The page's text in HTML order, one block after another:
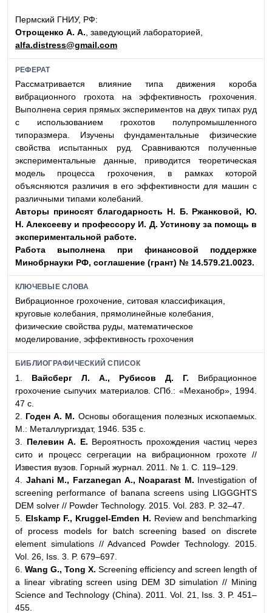
Пермский ГНИУ, РФ:
Отрощенко А. А., заведующий лабораторией,
alfa.distress@gmail.com
РЕФЕРАТ
Рассматривается влияние типа движения короба
вибрационного грохота на эффективность грохочения.
Выполнена серия прямых экспериментов на двух типах руд
с использованием грохотов полупромышленного
типоразмера. Изучены фундаментальные физические
свойства испытанных руд. Сравниваются полученные
экспериментальные данные, приводится теоретическая
модель процесса грохочения, в рамках которой
объясняются различия в его эффективности для машин с
различными типами колебаний.
Авторы приносят благодарность Н. Б. Ржанковой, Ю.
Н. Алексееву и профессору И. Д. Устинову за помощь в
экспериментальной работе.
Работа выполнена при финансовой поддержке
Минобрнауки РФ, соглашение (грант) № 14.579.21.0023.
КЛЮЧЕВЫЕ СЛОВА
Вибрационное грохочение, ситовая классификация,
круговые колебания, прямолинейные колебания,
физические свойства руды, математическое
моделирование, эффективность грохочения
БИБЛИОГРАФИЧЕСКИЙ СПИСОК
1. Вайсберг Л. А., Рубисов Д. Г. Вибрационное
грохочение сыпучих материалов. СПб.: «Механобр», 1994.
47 с.
2. Годен А. М. Основы обогащения полезных ископаемых.
М.: Металлургиздат, 1946. 535 с.
3. Пелевин А. Е. Вероятность прохождения частиц через
сито и процесс сегрегации на вибрационном грохоте //
Известия вузов. Горный журнал. 2011. № 1. С. 119–129.
4. Jahani M., Farzanegan A., Noaparast M. Investigation of
screening performance of banana screens using LIGGGHTS
DEM solver // Powder Technology. 2015. Vol. 283. P. 32–47.
5.
Elskamp F., Kruggel-Emden H. Review and benchmarking
of process models for batch screening based on discrete
element simulations // Advanced Powder Technology. 2015.
Vol. 26, Iss. 3. P. 679–697.
6. Wang G., Tong X. Screening efficiency and screen length of
a linear vibrating screen using DEM 3D simulation // Mining
Science and Technology (China). 2011. Vol. 21, Iss. 3. P. 451–
455.